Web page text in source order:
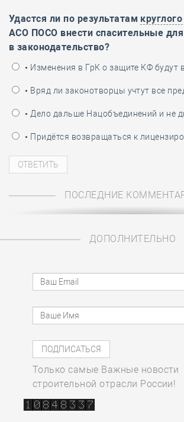
Удастся ли по результатам
АСО ПОСО внести спасительные
в законодательство?
• Изменения в ГрК о защите КФ будут
• Вряд ли законотворцы учтут все
• Дело дальше Нацобъединений и не
• Придётся возвращаться к
ПОСЛЕДНИЕ
ДОПОЛНИТЕЛЬНО
Только самые Важные новости
строительной отрасли России!